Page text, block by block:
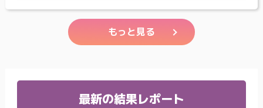
もっと見る
最新の結果レポート